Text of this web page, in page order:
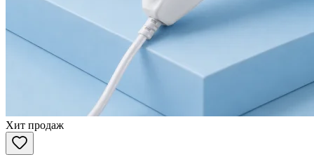
Хит продаж